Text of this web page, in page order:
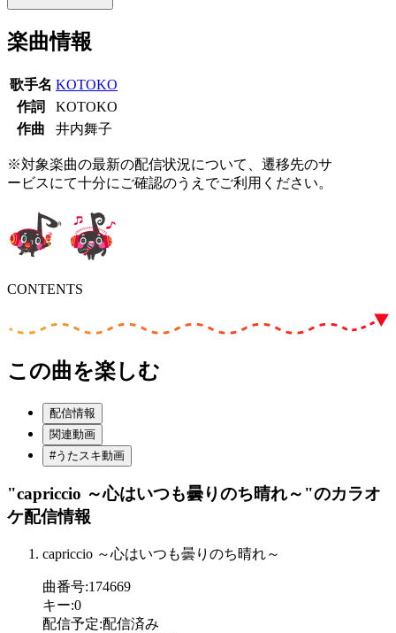
楽曲情報
歌手名 KOTOKO
作詞
KOTOKO
作曲
井内舞子
※対象楽曲の最新の配信状況について、遷移先のサ
ービスにて十分にご確認のうえでご利用ください。
CONTENTS
この曲を楽しむ
配信情報
関連動画
#うたスキ動画
"capriccio ～心はいつも曇りのち晴れ～"のカラオ
ケ配信情報
capriccio ～心はいつも曇りのち晴れ～
曲番号:174669
キー:0
配信予定:配信済み